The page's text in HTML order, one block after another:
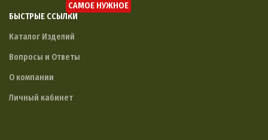
БЫСТРЫЕ ССЫЛКИ
САМОЕ НУЖНОЕ
Каталог Изделий
Вопросы и Ответы
О компании
Личный кабинет